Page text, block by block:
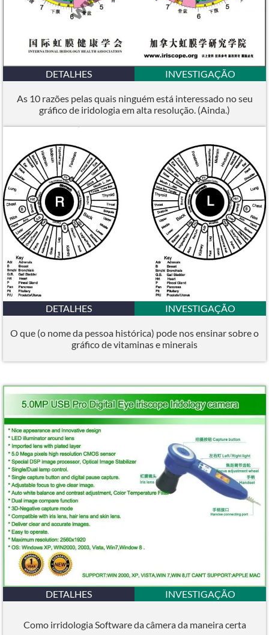
DETALHES INVESTIGAÇÃO
As 10 razões pelas quais ninguém está interessado no seu
gráfico de iridologia em alta resolução. (Ainda.)
DETALHES INVESTIGAÇÃO
O que (o nome da pessoa histórica) pode nos ensinar sobre o
gráfico de vitaminas e minerais
DETALHES INVESTIGAÇÃO
Como irridologia Software da câmera da maneira certa